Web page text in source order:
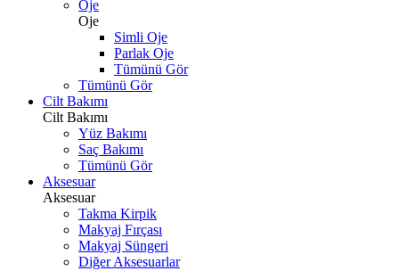
Oje
Oje
Simli Oje
Parlak Oje
Tümünü Gör
Tümünü Gör
Cilt Bakımı
Cilt Bakımı
Yüz Bakımı
Saç Bakımı
Tümünü Gör
Aksesuar
Aksesuar
Takma Kirpik
Makyaj Fırçası
Makyaj Süngeri
Diğer Aksesuarlar